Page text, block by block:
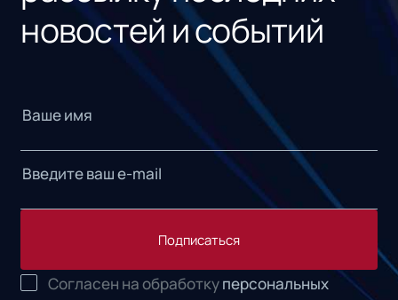
новостей и событий
Подписаться
Согласен на обработкуперсональных